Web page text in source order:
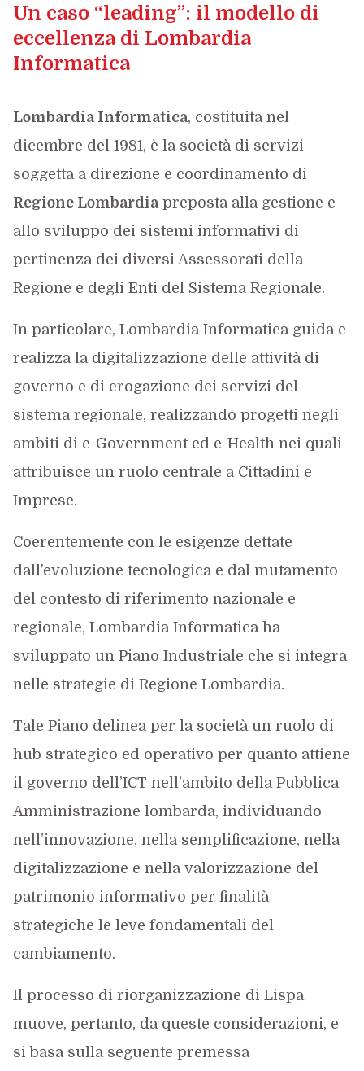
Un caso “leading”: il modello di
eccellenza di Lombardia
Informatica
Lombardia Informatica, costituita nel
dicembre del 1981, è la società di servizi
soggetta a direzione e coordinamento di
Regione Lombardiapreposta alla gestione e
allo sviluppo dei sistemi informativi di
pertinenza dei diversi Assessorati della
Regione e degli Enti del Sistema Regionale.
In particolare, Lombardia Informatica guida e
realizza la digitalizzazione delle attività di
governo e di erogazione dei servizi del
sistema regionale, realizzando progetti negli
ambiti di e-Government ed e-Health nei quali
attribuisce un ruolo centrale a Cittadini e
Imprese.
Coerentemente con le esigenze dettate
dall’evoluzione tecnologica e dal mutamento
del contesto di riferimento nazionale e
regionale, Lombardia Informatica ha
sviluppato un Piano Industriale che si integra
nelle strategie di Regione Lombardia.
Tale Piano delinea per la società un ruolo di
hub strategico ed operativo per quanto attiene
il governo dell’ICT nell’ambito della Pubblica
Amministrazione lombarda, individuando
nell’innovazione, nella semplificazione, nella
digitalizzazione e nella valorizzazione del
patrimonio informativo per finalità
strategiche le leve fondamentali del
cambiamento.
Il processo di riorganizzazione di Lispa
muove, pertanto, da queste considerazioni, e
si basa sulla seguente premessa